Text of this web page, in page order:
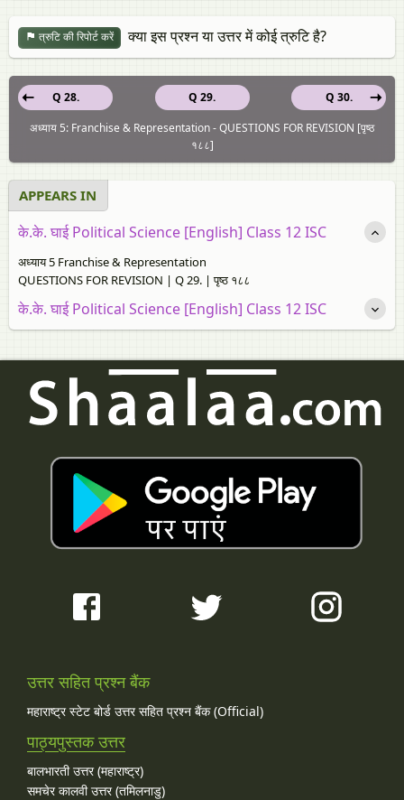
त्रुटि की रिपोर्ट करें क्या इस प्रश्न या उत्तर में कोई त्रुटि है?
Q 29.
Q 28.
Q 30.
अध्याय 5: Franchise & Representation - QUESTIONS FOR REVISION [पृष्ठ
१८८]
APPEARS IN
के.के. घाई Political Science [English] Class 12 ISC
अध्याय 5 Franchise & Representation
QUESTIONS FOR REVISION | Q 29. | पृष्ठ १८८
के.के. घाई Political Science [English] Class 12 ISC
उत्तर सहित प्रश्न बैंक
महाराष्ट्र स्टेट बोर्ड उत्तर सहित प्रश्न बैंक (Official)
पाठ्यपुस्तक उत्तर
बालभारती उत्तर (महाराष्ट्र)
समचेर कालवी उत्तर (तमिलनाडु)